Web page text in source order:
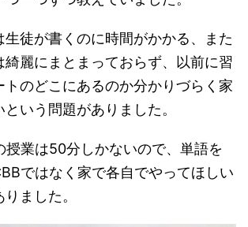
生徒が書くのに時間がかかる、また
綺麗にまとまっておらず、以前に習
トのどこにあるのか分かりづらく家
いう問題がありました。
授業は50分しかないので、単語を
ではなく家で各自でやってほしい
ました。